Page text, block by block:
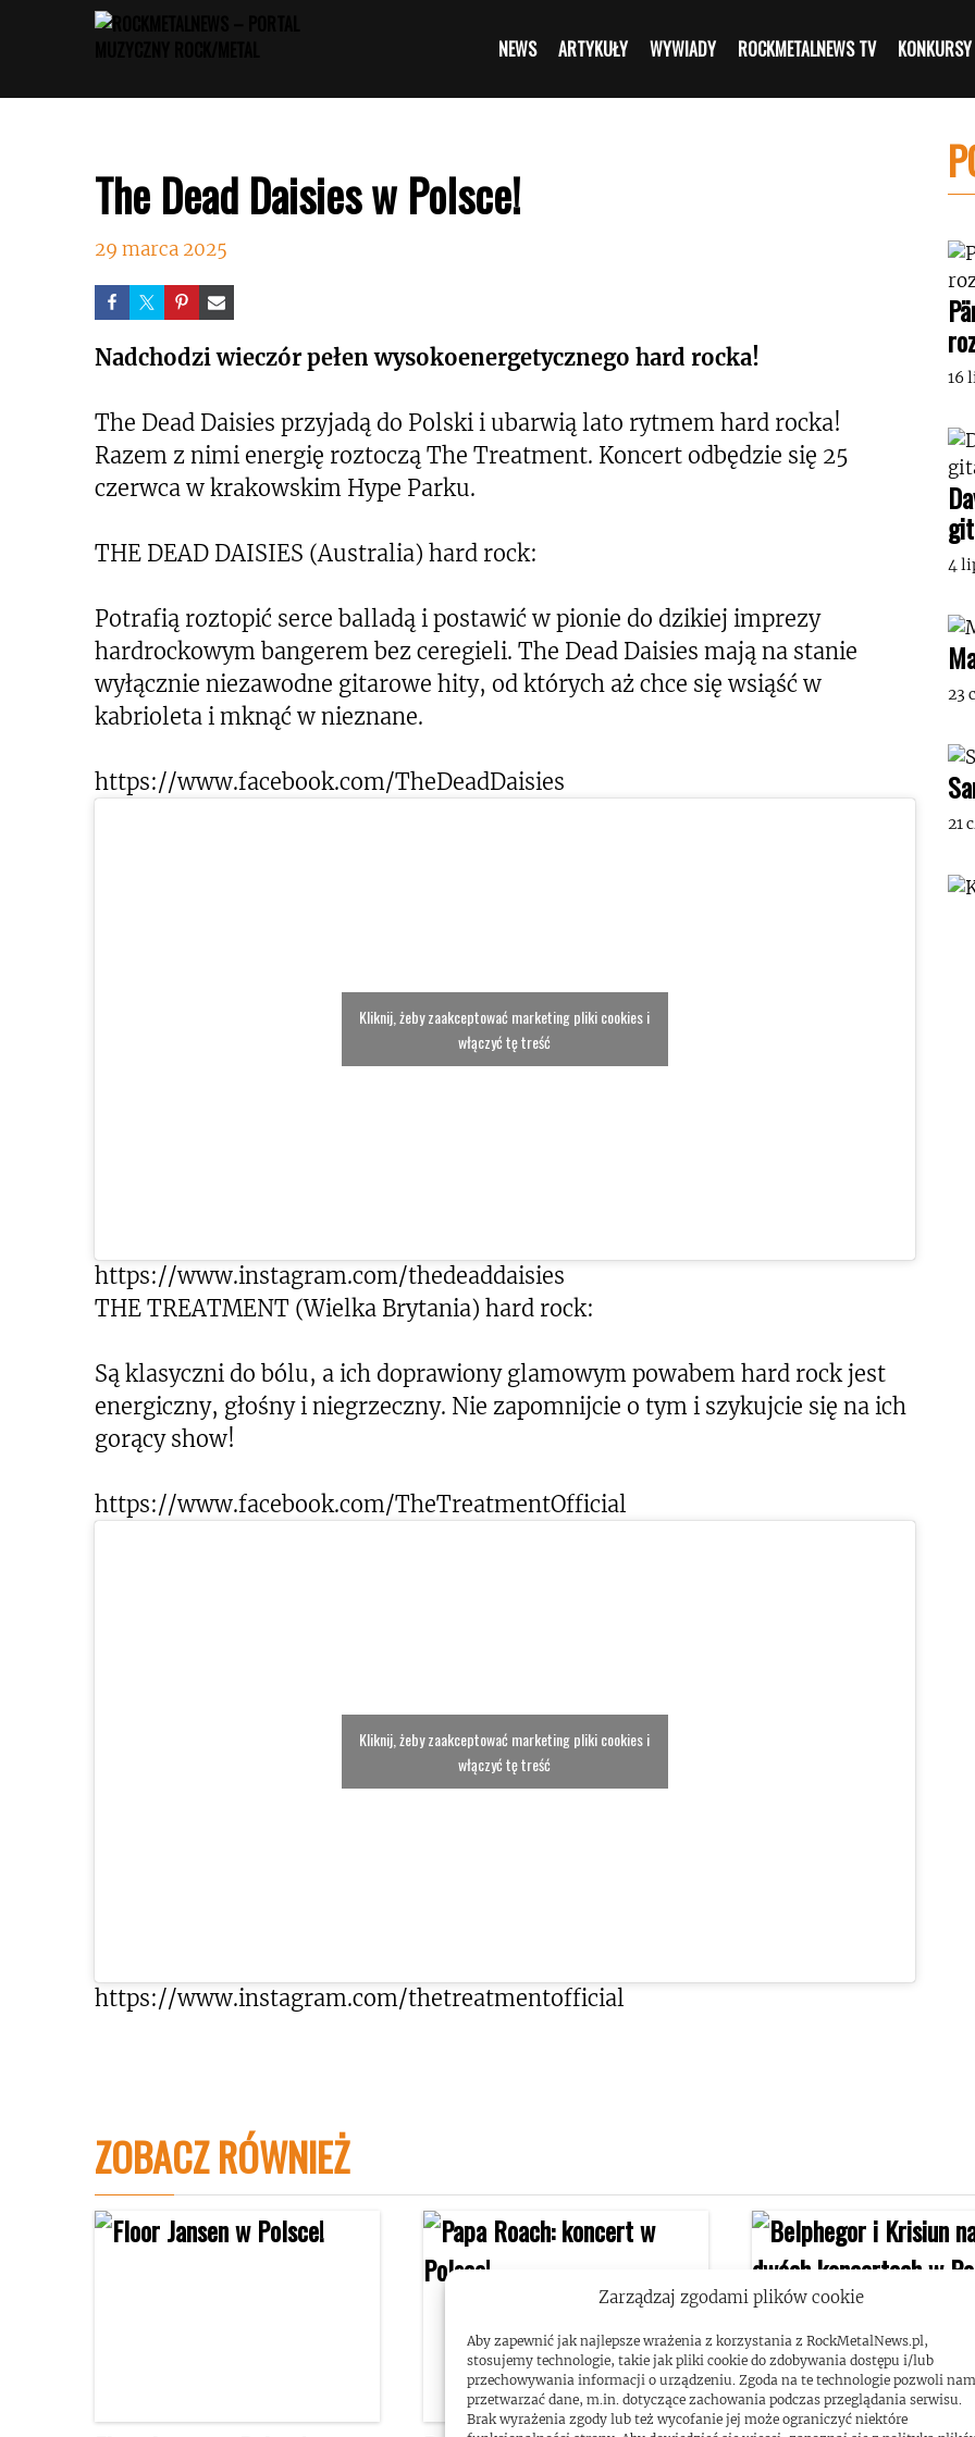
Zarządzaj zgodami plików cookie
Aby zapewnić jak najlepsze wrażenia z korzystania z RockMetalNews.pl,
stosujemy technologie, takie jak pliki cookie do zdobywania dostępu i/lub
przechowywania informacji o urządzeniu. Zgoda na te technologie pozwoli nam
przetwarzać dane, m.in. dotyczące zachowania podczas przeglądania serwisu.
Brak wyrażenia zgody lub też wycofanie jej może ograniczyć niektóre
NEWS ARTYKUŁY WYWIADY ROCKMETALNEWS TV KONKURSY
The Dead Daisies w Polsce!
29 marca 2025
Nadchodzi wieczór pełen wysokoenergetycznego hard rocka!
The Dead Daisies przyjadą do Polski i ubarwią lato rytmem hard rocka!
Razem z nimi energię roztoczą The Treatment. Koncert odbędzie się 25
czerwca w krakowskim Hype Parku.
THE DEAD DAISIES (Australia) hard rock:
Potrafią roztopić serce balladą i postawić w pionie do dzikiej imprezy
hardrockowym bangerem bez ceregieli. The Dead Daisies mają na stanie
wyłącznie niezawodne gitarowe hity, od których aż chce się wsiąść w
kabrioleta i mknąć w nieznane.
https://www.facebook.com/TheDeadDaisies
Kliknij, żeby zaakceptować marketing pliki cookies i
włączyć tę treść
https://www.instagram.com/thedeaddaisies
THE TREATMENT (Wielka Brytania) hard rock:
Są klasyczni do bólu, a ich doprawiony glamowym powabem hard rock jest
energiczny, głośny i niegrzeczny. Nie zapomnijcie o tym i szykujcie się na ich
gorący show!
https://www.facebook.com/TheTreatmentOfficial
Kliknij, żeby zaakceptować marketing pliki cookies i
włączyć tę treść
https://www.instagram.com/thetreatmentofficial
16
4
23
21
ZOBACZ RÓWNIEŻ